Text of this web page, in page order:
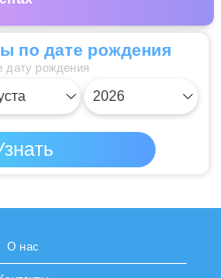
по дате рождения
дату рождения
О нас